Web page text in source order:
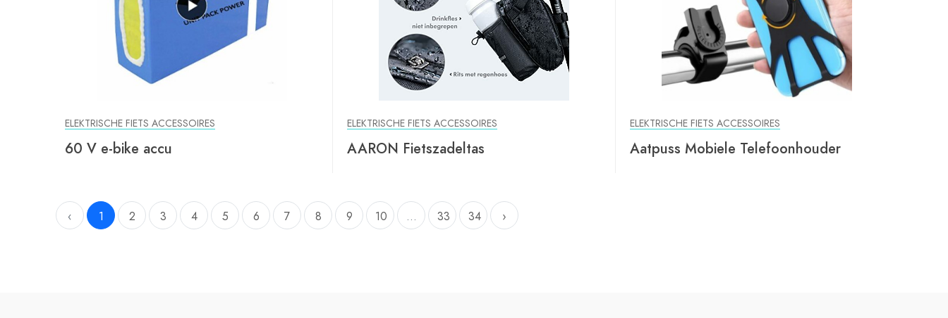
ELEKTRISCHE FIETS ACCESSOIRES
60 V e-bike accu
ELEKTRISCHE FIETS ACCESSOIRES
AARON Fietszadeltas
ELEKTRISCHE FIETS ACCESSOIRES
Aatpuss Mobiele Telefoonhouder
‹ 1 2 3 4 5 6 7 8 9 10 ... 33 34 ›